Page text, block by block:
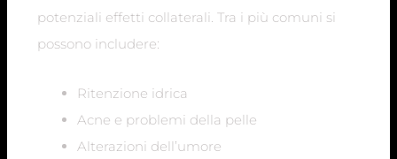
potenziali effetti collaterali. Tra i più comuni si
possono includere:
Ritenzione idrica
Acne e problemi della pelle
Alterazioni dell’umore